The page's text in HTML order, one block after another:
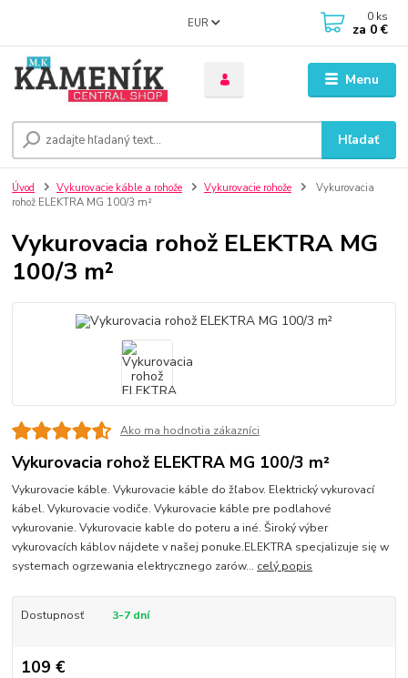
Menu
EUR
Hľadať
0 ks
za 0 €
Úvod Vykurovacie káble a rohože Vykurovacie rohože
Vykurovacia
rohož ELEKTRA MG 100/3 m²
Vykurovacia rohož ELEKTRA MG
100/3 m²
Ako ma hodnotia zákazníci
Vykurovacia rohož ELEKTRA MG 100/3 m²
Vykurovacie káble. Vykurovacie káble do žľabov. Elektrický vykurovací
kábel. Vykurovacie vodiče. Vykurovacie káble pre podlahové
vykurovanie. Vykurovacie kable do poteru a iné. Široký výber
vykurovacích káblov nájdete v našej ponuke.ELEKTRA specjalizuje się w
systemach ogrzewania elektrycznego zarów... celý popis
Dostupnosť 3-7 dní
109 €